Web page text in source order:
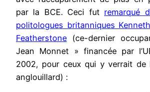
par la BCE. Ceci fut remarqué
politologues britanniques
Featherstone (ce-dernier
Jean Monnet » financée par
2002, pour ceux qui y verrait de
anglouillard) :